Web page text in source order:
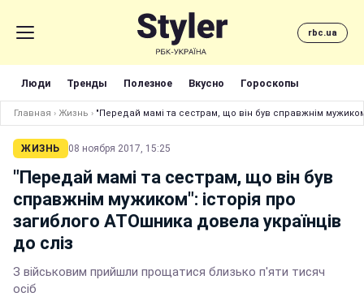
rbc.ua
Люди Тренды Полезное Вкусно Гороскопы
Главная › Жизнь › "Передай мамі та сестрам, що він був справжнім
ЖИЗНЬ 08 ноября 2017, 15:25
"Передай мамі та сестрам, що він був
справжнім мужиком": історія про
загиблого АТОшника довела українців
до сліз
З військовим прийшли прощатися близько п'яти тисяч
осіб